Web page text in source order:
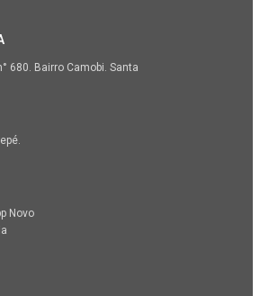
680. Bairro Camobi. Santa
Novo